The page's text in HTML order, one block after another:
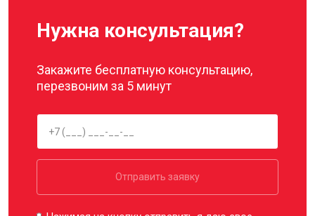
Нужна консультация?
Закажите бесплатную консультацию,
перезвоним за 5 минут
Отправить заявку